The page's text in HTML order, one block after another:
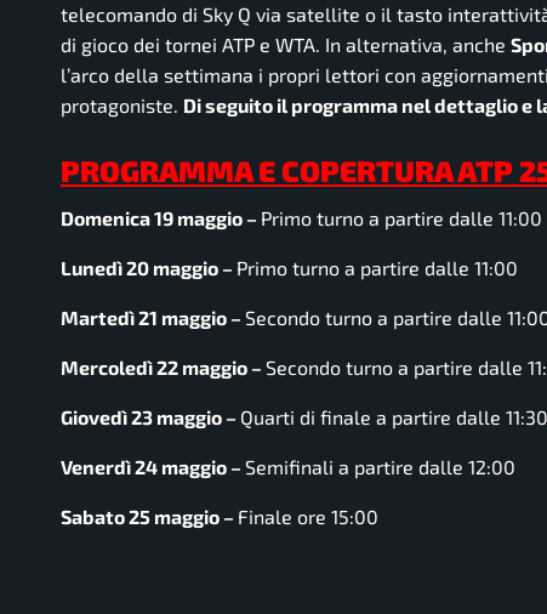
telecomando di Sky Q via satellite o il tasto
di gioco dei tornei ATP e WTA. In alternativa, anche
l’arco della settimana i propri lettori con
protagoniste. Di seguito il programma nel dettaglio e
PROGRAMMA E COPERTURA ATP
Domenica 19 maggio – Primo turno a partire dalle 11:00
Lunedì 20 maggio – Primo turno a partire dalle 11:00
Martedì 21 maggio – Secondo turno a partire dalle
Mercoledì 22 maggio – Secondo turno a partire dalle
Giovedì 23 maggio – Quarti di finale a partire dalle 11:30
Venerdì 24 maggio – Semifinali a partire dalle 12:00
Sabato 25 maggio – Finale ore 15:00